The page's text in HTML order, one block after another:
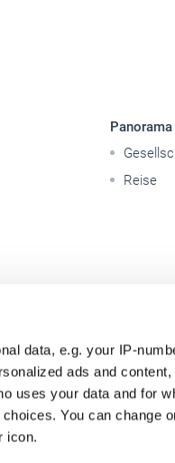
data, e.g. your IP-
ads and
uses your data and for
You can change
icon.
Panorama
Reise